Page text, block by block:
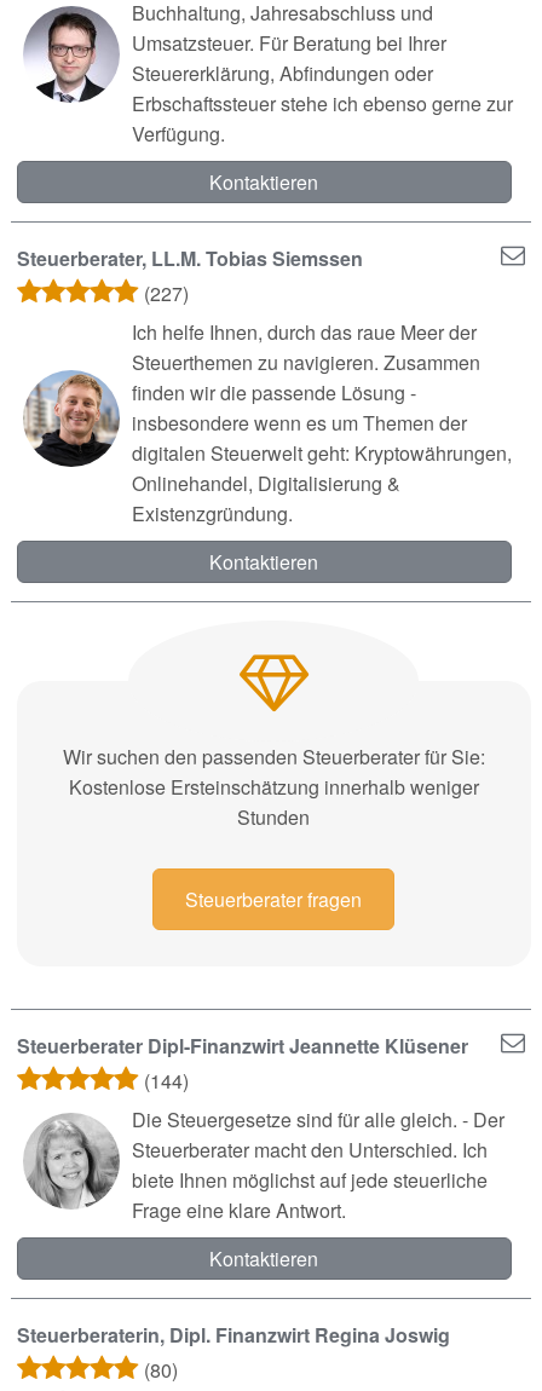
Buchhaltung, Jahresabschluss und
Umsatzsteuer. Für Beratung bei Ihrer
Steuererklärung, Abfindungen oder
Erbschaftssteuer stehe ich ebenso gerne zur
Verfügung.
Kontaktieren
Steuerberater, LL.M. Tobias Siemssen
(227)
Ich helfe Ihnen, durch das raue Meer der
Steuerthemen zu navigieren. Zusammen
finden wir die passende Lösung -
insbesondere wenn es um Themen der
digitalen Steuerwelt geht: Kryptowährungen,
Onlinehandel, Digitalisierung &
Existenzgründung.
Kontaktieren
Wir suchen den passenden Steuerberater für Sie:
Kostenlose Ersteinschätzung innerhalb weniger
Stunden
Steuerberater fragen
Steuerberater Dipl-Finanzwirt Jeannette Klüsener
(144)
Die Steuergesetze sind für alle gleich. - Der
Steuerberater macht den Unterschied. Ich
biete Ihnen möglichst auf jede steuerliche
Frage eine klare Antwort.
Kontaktieren
Steuerberaterin, Dipl. Finanzwirt Regina Joswig
(80)